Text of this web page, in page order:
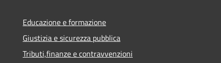
Educazione e formazione
Giustizia e sicurezza pubblica
Tributi,finanze e contravvenzioni